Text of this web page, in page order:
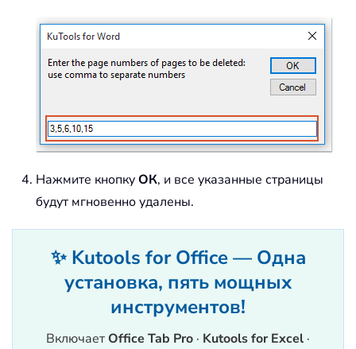
Нажмите кнопкуОК, и все указанные страницы
будут мгновенно удалены.
✨ Kutools for Office — Одна
установка, пять мощных
инструментов!
ВключаетOffice Tab Pro · Kutools for Excel ·